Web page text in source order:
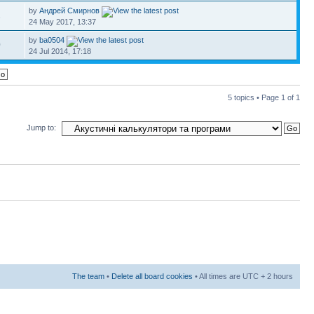
byАндрей Смирнов
24 May 2017, 13:37
byba0504
24 Jul 2014, 17:18
5 topics • Page 1 of 1
Jump to:
The team • Delete all board cookies • All times are UTC + 2 hours